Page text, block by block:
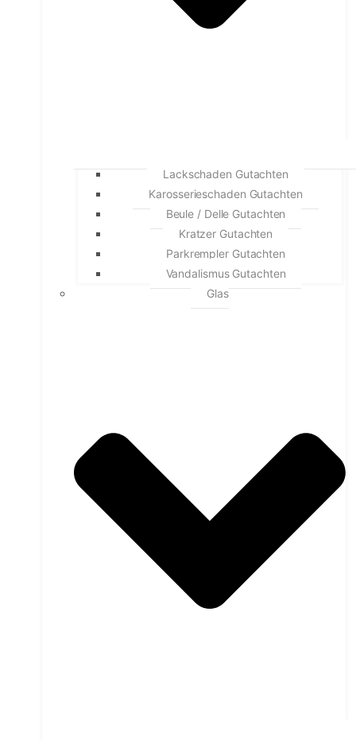
Lackschaden Gutachten
Karosserieschaden Gutachten
Beule / Delle Gutachten
Kratzer Gutachten
Parkrempler Gutachten
Vandalismus Gutachten
Glas